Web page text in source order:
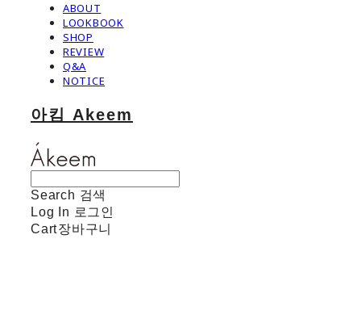
ABOUT
LOOKBOOK
SHOP
REVIEW
Q&A
NOTICE
아킴 Akeem
Search 검색
Log In 로그인
Cart장바구니